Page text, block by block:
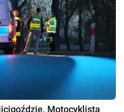
Motocyklista